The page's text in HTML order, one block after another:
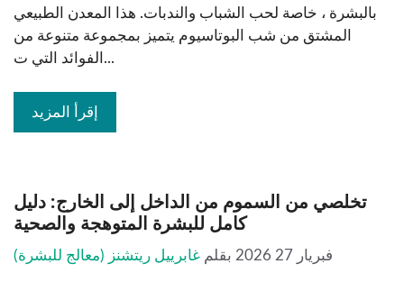
بالبشرة ، خاصة لحب الشباب والندبات. هذا المعدن الطبيعي
المشتق من شب البوتاسيوم يتميز بمجموعة متنوعة من
الفوائد التي ت...
إقرأ المزيد
تخلصي من السموم من الداخل إلى الخارج: دليل
كامل للبشرة المتوهجة والصحية
فبريار 27 2026 بقلم غابرييل ريتشنز (معالج للبشرة)